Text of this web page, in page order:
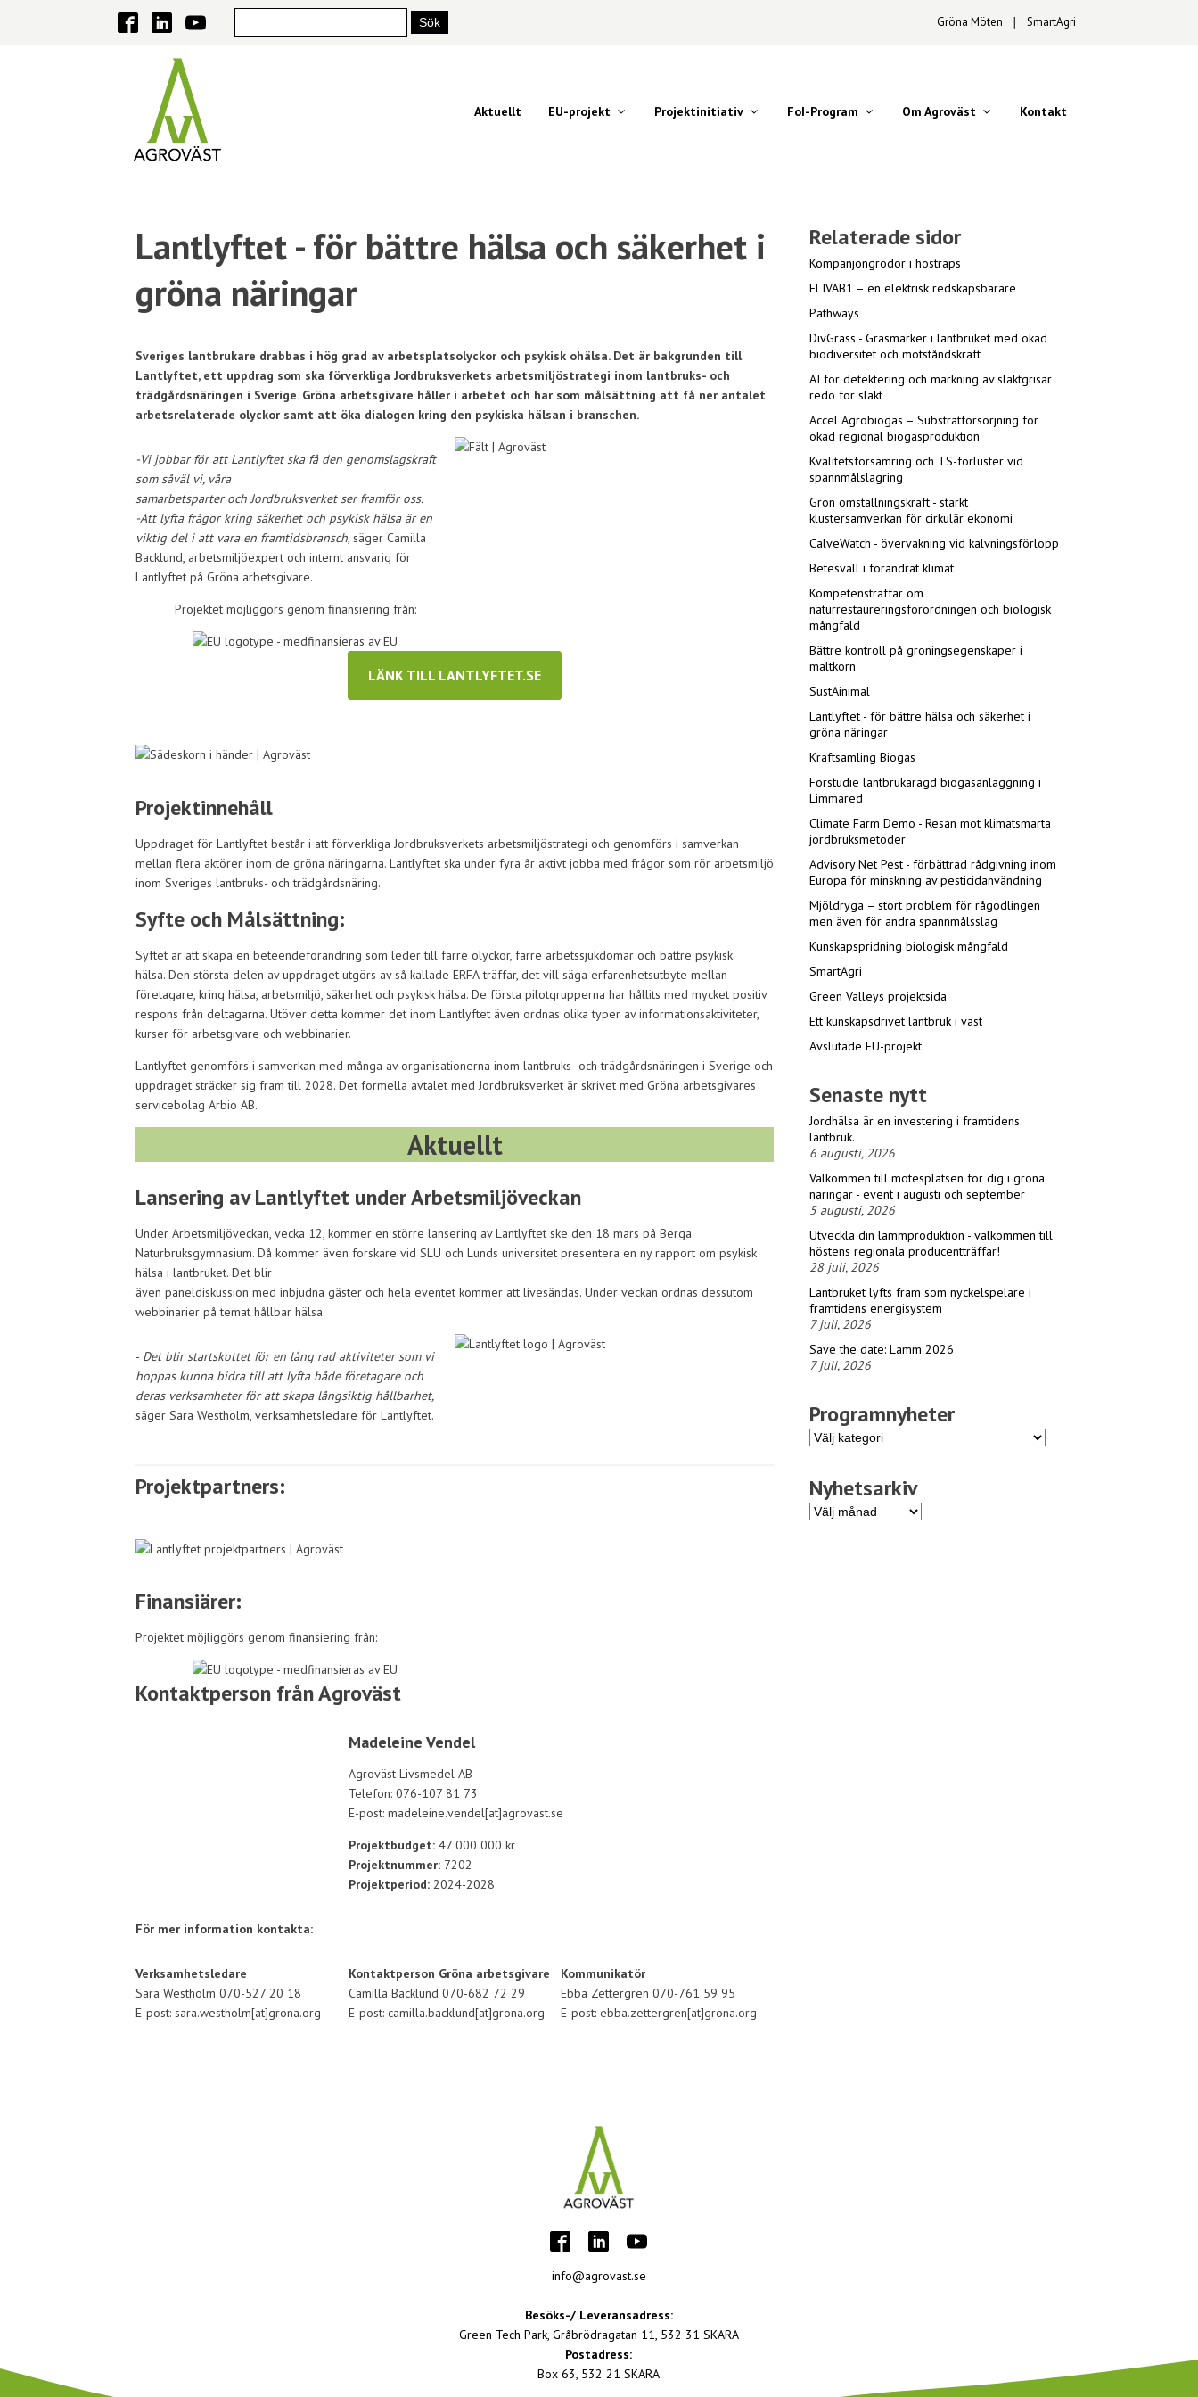
Gröna Möten ∣ SmartAgri
Aktuellt EU-projekt Projektinitiativ FoI-Program Om Agroväst Kontakt
Lantlyftet - för bättre hälsa och säkerhet i
gröna näringar
Sveriges lantbrukare drabbas i hög grad av arbetsplatsolyckor och psykisk ohälsa. Det är bakgrunden till
Lantlyftet, ett uppdrag som ska förverkliga Jordbruksverkets arbetsmiljöstrategi inom lantbruks- och
trädgårdsnäringen i Sverige. Gröna arbetsgivare håller i arbetet och har som målsättning att få ner antalet
arbetsrelaterade olyckor samt att öka dialogen kring den psykiska hälsan i branschen.
-Vi jobbar för att Lantlyftet ska få den genomslagskraft
som såväl vi, våra
samarbetsparter och Jordbruksverket ser framför oss.
-Att lyfta frågor kring säkerhet och psykisk hälsa är en
viktig del i att vara en framtidsbransch, säger Camilla
Backlund, arbetsmiljöexpert och internt ansvarig för
Lantlyftet på Gröna arbetsgivare.
Projektet möjliggörs genom finansiering från:
LÄNK TILL LANTLYFTET.SE
Projektinnehåll
Uppdraget för Lantlyftet består i att förverkliga Jordbruksverkets arbetsmiljöstrategi och genomförs i samverkan
mellan flera aktörer inom de gröna näringarna. Lantlyftet ska under fyra år aktivt jobba med frågor som rör arbetsmiljö
inom Sveriges lantbruks- och trädgårdsnäring.
Syfte och Målsättning:
Syftet är att skapa en beteendeförändring som leder till färre olyckor, färre arbetssjukdomar och bättre psykisk
hälsa. Den största delen av uppdraget utgörs av så kallade ERFA-träffar, det vill säga erfarenhetsutbyte mellan
företagare, kring hälsa, arbetsmiljö, säkerhet och psykisk hälsa. De första pilotgrupperna har hållits med mycket positiv
respons från deltagarna. Utöver detta kommer det inom Lantlyftet även ordnas olika typer av informationsaktiviteter,
kurser för arbetsgivare och webbinarier.
Lantlyftet genomförs i samverkan med många av organisationerna inom lantbruks- och trädgårdsnäringen i Sverige och
uppdraget sträcker sig fram till 2028. Det formella avtalet med Jordbruksverket är skrivet med Gröna arbetsgivares
servicebolag Arbio AB.
Aktuellt
Lansering av Lantlyftet under Arbetsmiljöveckan
Under Arbetsmiljöveckan, vecka 12, kommer en större lansering av Lantlyftet ske den 18 mars på Berga
Naturbruksgymnasium. Då kommer även forskare vid SLU och Lunds universitet presentera en ny rapport om psykisk
hälsa i lantbruket. Det blir
även paneldiskussion med inbjudna gäster och hela eventet kommer att livesändas. Under veckan ordnas dessutom
webbinarier på temat hållbar hälsa.
- Det blir startskottet för en lång rad aktiviteter som vi
hoppas kunna bidra till att lyfta både företagare och
deras verksamheter för att skapa långsiktig hållbarhet,
säger Sara Westholm, verksamhetsledare för Lantlyftet.
Projektpartners:
Finansiärer:
Projektet möjliggörs genom finansiering från:
Kontaktperson från Agroväst
Madeleine Vendel
Agroväst Livsmedel AB
Telefon: 076-107 81 73
E-post: madeleine.vendel[at]agrovast.se
Projektbudget:47 000 000 kr
Projektnummer: 7202
Projektperiod: 2024-2028
För mer information kontakta:
Verksamhetsledare
Sara Westholm 070-527 20 18
E-post: sara.westholm[at]grona.org
Kontaktperson Gröna arbetsgivare
Camilla Backlund 070-682 72 29
E-post: camilla.backlund[at]grona.org
Kommunikatör
Ebba Zettergren 070-761 59 95
E-post: ebba.zettergren[at]grona.org
Relaterade sidor
Kompanjongrödor i höstraps
FLIVAB1 – en elektrisk redskapsbärare
Pathways
DivGrass - Gräsmarker i lantbruket med ökad
biodiversitet och motståndskraft
AI för detektering och märkning av slaktgrisar
redo för slakt
Accel Agrobiogas – Substratförsörjning för
ökad regional biogasproduktion
Kvalitetsförsämring och TS-förluster vid
spannmålslagring
Grön omställningskraft - stärkt
klustersamverkan för cirkulär ekonomi
CalveWatch - övervakning vid kalvningsförlopp
Betesvall i förändrat klimat
Kompetensträffar om
naturrestaureringsförordningen och biologisk
mångfald
Bättre kontroll på groningsegenskaper i
maltkorn
SustAinimal
Lantlyftet - för bättre hälsa och säkerhet i
gröna näringar
Kraftsamling Biogas
Förstudie lantbrukarägd biogasanläggning i
Limmared
Climate Farm Demo - Resan mot klimatsmarta
jordbruksmetoder
Advisory Net Pest - förbättrad rådgivning inom
Europa för minskning av pesticidanvändning
Mjöldryga – stort problem för rågodlingen
men även för andra spannmålsslag
Kunskapspridning biologisk mångfald
SmartAgri
Green Valleys projektsida
Ett kunskapsdrivet lantbruk i väst
Avslutade EU-projekt
Senaste nytt
Jordhälsa är en investering i framtidens
lantbruk.
6 augusti, 2026
Välkommen till mötesplatsen för dig i gröna
näringar - event i augusti och september
5 augusti, 2026
Utveckla din lammproduktion - välkommen till
höstens regionala producentträffar!
28 juli, 2026
Lantbruket lyfts fram som nyckelspelare i
framtidens energisystem
7 juli, 2026
Save the date: Lamm 2026
7 juli, 2026
Programnyheter
Programnyheter
Nyhetsarkiv
Nyhetsarkiv
info@agrovast.se
Besöks-/ Leveransadress:
Green Tech Park, Gråbrödragatan 11, 532 31 SKARA
Postadress:
Box 63, 532 21 SKARA